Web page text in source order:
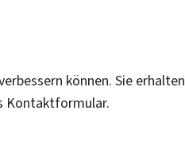
können. Sie erhalten
Kontaktformular.